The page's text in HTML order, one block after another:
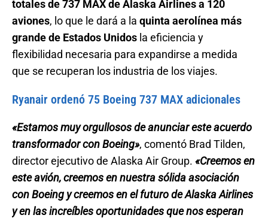
totales de 737 MAX de Alaska Airlines a 120
aviones, lo que le dará a la quinta aerolínea más
grande de Estados Unidos la eficiencia y
flexibilidad necesaria para expandirse a medida
que se recuperan los industria de los viajes.
Ryanair ordenó 75 Boeing 737 MAX adicionales
«Estamos muy orgullosos de anunciar este acuerdo
transformador con Boeing», comentó Brad Tilden,
director ejecutivo de Alaska Air Group. «Creemos en
este avión, creemos en nuestra sólida asociación
con Boeing y creemos en el futuro de Alaska Airlines
y en las increíbles oportunidades que nos esperan